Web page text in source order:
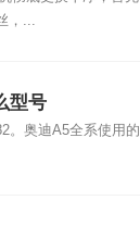
，...
型号
。奥迪A5全系使用的